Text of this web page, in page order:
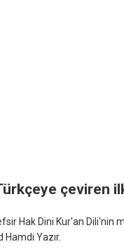
çeviren
Hak Dini Kur'an Dili'nin
Yazır.